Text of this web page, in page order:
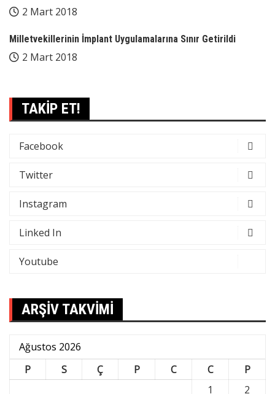
2 Mart 2018
Milletvekillerinin İmplant Uygulamalarına Sınır Getirildi
2 Mart 2018
TAKİP ET!
Facebook
Twitter
Instagram
Linked In
Youtube
ARŞİV TAKVİMİ
Ağustos 2026
P
S Ç P C C
P
1
2